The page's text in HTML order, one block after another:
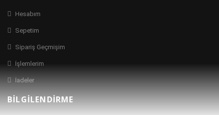
Hesabım
Sepetim
Sipariş Geçmişim
İşlemlerim
İadeler
BILGILENDIRME